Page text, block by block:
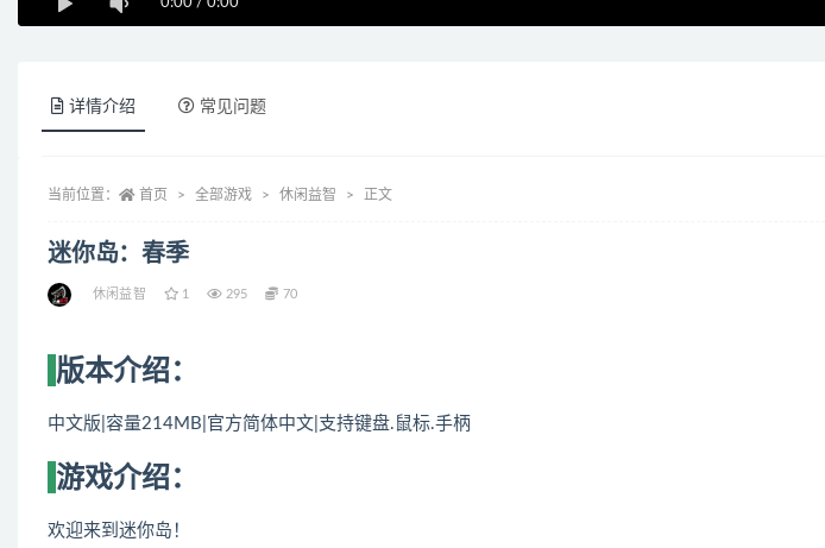
详情介绍 常见问题
当前位置： 首页 全部游戏 休闲益智 正文
迷你岛：春季
休闲益智 1 295 70
版本介绍：
中文版|容量214MB|官方简体中文|支持键盘.鼠标.手柄
游戏介绍：
欢迎来到迷你岛！